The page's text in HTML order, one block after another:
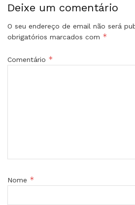
Deixe um comentário
O seu endereço de email não será
obrigatórios marcados com *
Comentário *
Nome *